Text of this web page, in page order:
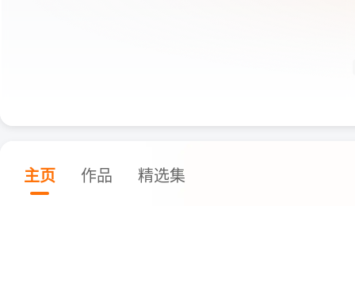
主页 作品 精选集